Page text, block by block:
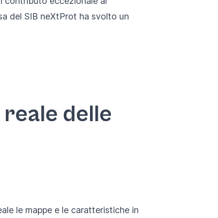
del SIB neXtProt ha svolto un
delle
le mappe e le caratteristiche in